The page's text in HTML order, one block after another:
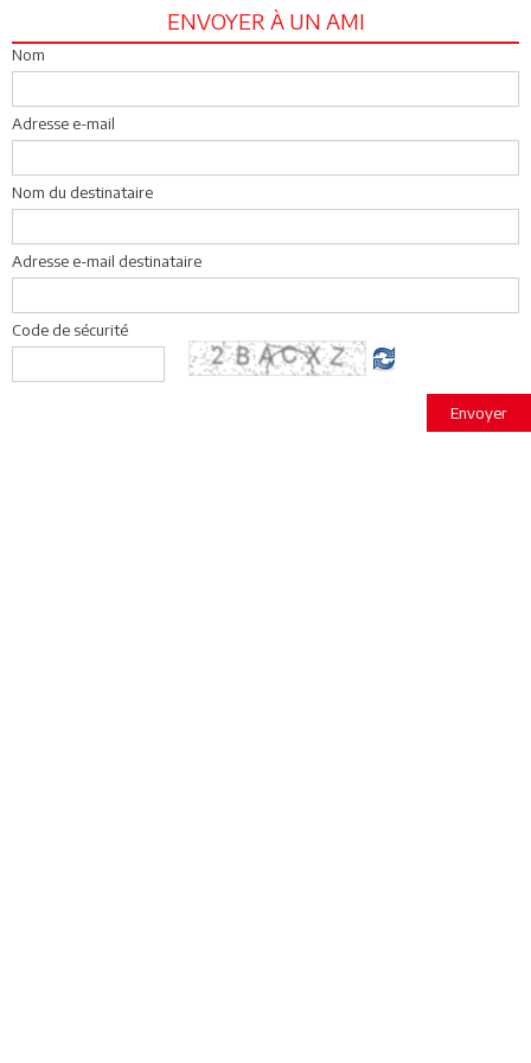
ENVOYER À UN AMI
Nom
Adresse e-mail
Nom du destinataire
Adresse e-mail destinataire
Code de sécurité
Envoyer